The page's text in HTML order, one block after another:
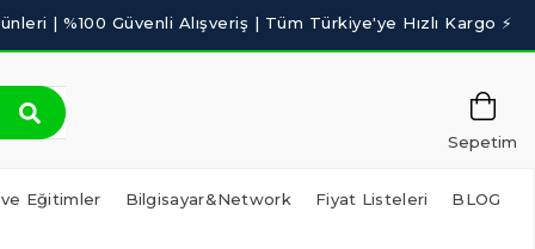
Sepetim
ve Eğitimler Bilgisayar&Network Fiyat Listeleri BLOG